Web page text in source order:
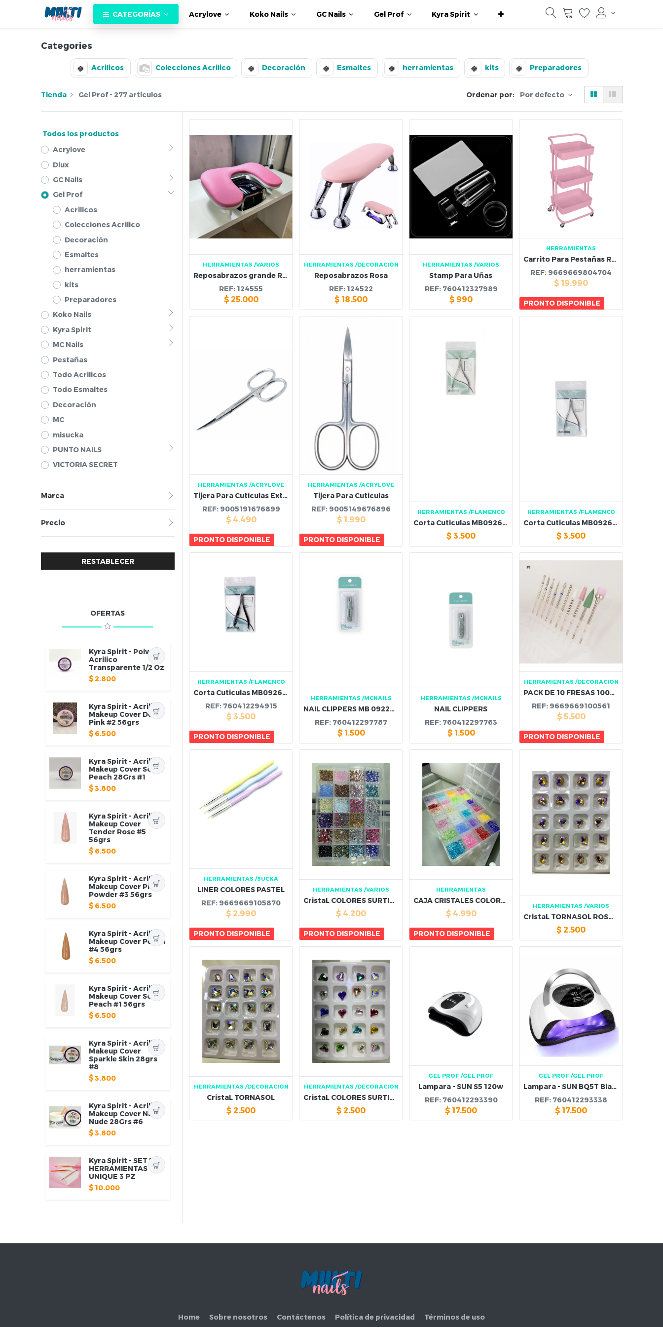
CATEGORÍAS Acrylove Koko Nails GC Nails Gel Prof Kyra Spirit
Categories
Acrilicos Colecciones Acrilico Decoración Esmaltes herramientas kits Preparadores
Tienda Gel Prof- 277 artículos Ordenar por: Por defecto
Todos los productos
Acrylove
Dlux
GC Nails
Gel Prof
Acrilicos
Colecciones Acrilico
Decoración
Esmaltes
herramientas
kits
Preparadores
Koko Nails
Kyra Spirit
MC Nails
Pestañas
Todo Acrilicos
Todo Esmaltes
Decoración
MC
misucka
PUNTO NAILS
VICTORIA SECRET
Marca
Precio
RESTABLECER
OFERTAS
Kyra Spirit - Polvo
Acrilico
Transparente 1/2 Oz
$2.800
Kyra Spirit - Acrilico
Makeup Cover Deep
Pink #2 56grs
$ 6.500
Kyra Spirit - Acrilico
Makeup Cover Soft
Peach 28Grs #1
$3.800
Kyra Spirit - Acrilico
Makeup Cover
Tender Rose #5
56grs
$ 6.500
Kyra Spirit - Acrilico
Makeup Cover Pink
Powder #3 56grs
$ 6.500
Kyra Spirit - Acrilico
Makeup Cover Peach
#4 56grs
$ 6.500
Kyra Spirit - Acrilico
Makeup Cover Soft
Peach #1 56grs
$ 6.500
Kyra Spirit - Acrilico
Makeup Cover
Sparkle Skin 28grs
#8
$3.800
Kyra Spirit - Acrilico
Makeup Cover Natty
Nude 28Grs #6
$3.800
Kyra Spirit - SET DE
HERRAMIENTAS
UNIQUE 3 PZ
$ 10.000
HERRAMIENTAS /VARIOS
Reposabrazos grande Rosa
REF: 124555
$ 25.000
HERRAMIENTAS /DECORACIÓN
Reposabrazos Rosa
REF: 124522
$ 18.500
HERRAMIENTAS /VARIOS
Stamp Para Uñas
REF: 760412327989
$ 990
HERRAMIENTAS
Carrito Para Pestañas Rosa
REF: 9669669804704
$ 19.990
PRONTO DISPONIBLE
HERRAMIENTAS /ACRYLOVE
Tijera Para Cutículas Extra Fina
REF: 9005191676899
$ 4.490
PRONTO DISPONIBLE
HERRAMIENTAS /ACRYLOVE
Tijera Para Cutículas
REF: 9005149676896
$ 1.990
PRONTO DISPONIBLE
HERRAMIENTAS /FLAMENCO
Corta Cuticulas MB092610
$ 3.500
HERRAMIENTAS /FLAMENCO
Corta Cuticulas MB092605
$ 3.500
HERRAMIENTAS /FLAMENCO
Corta Cuticulas MB092602
REF: 760412294915
$ 3.500
PRONTO DISPONIBLE
HERRAMIENTAS /MCNAILS
NAIL CLIPPERS MB 092234
REF: 760412297787
$ 1.500
HERRAMIENTAS /MCNAILS
NAIL CLIPPERS
REF: 760412297763
$ 1.500
HERRAMIENTAS /DECORACION
PACK DE 10 FRESAS 10056
REF: 9669669100561
$ 5.500
PRONTO DISPONIBLE
HERRAMIENTAS /SUCKA
LINER COLORES PASTEL
REF: 9669669105870
$ 2.990
PRONTO DISPONIBLE
HERRAMIENTAS /VARIOS
CristaL COLORES SURTIDOS
$ 4.200
PRONTO DISPONIBLE
HERRAMIENTAS
CAJA CRISTALES COLORES PASTEL
$ 4.990
PRONTO DISPONIBLE
HERRAMIENTAS /VARIOS
CristaL TORNASOL ROSADO
$2.500
HERRAMIENTAS /DECORACION
CristaL TORNASOL
$2.500
HERRAMIENTAS /DECORACION
CristaL COLORES SURTIDOS
$2.500
GEL PROF /GEL PROF
Lampara - SUN S5 120w
REF: 760412293390
$ 17.500
GEL PROF /GEL PROF
Lampara - SUN BQ5T Blanca 120W
REF: 760412293338
$ 17.500
Home Sobre nosotros Contáctenos Política de privacidad Términos de uso